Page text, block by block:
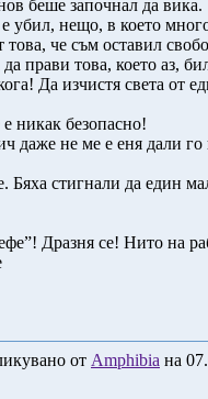
беше започнал да вика.
убил, нещо, в което
че съм оставил
прави това, което аз,
Да изчистя света от
никак безопасно!
даже не ме е еня дали го
Бяха стигнали да един
Дразня се! Нито на
от Amphibia на